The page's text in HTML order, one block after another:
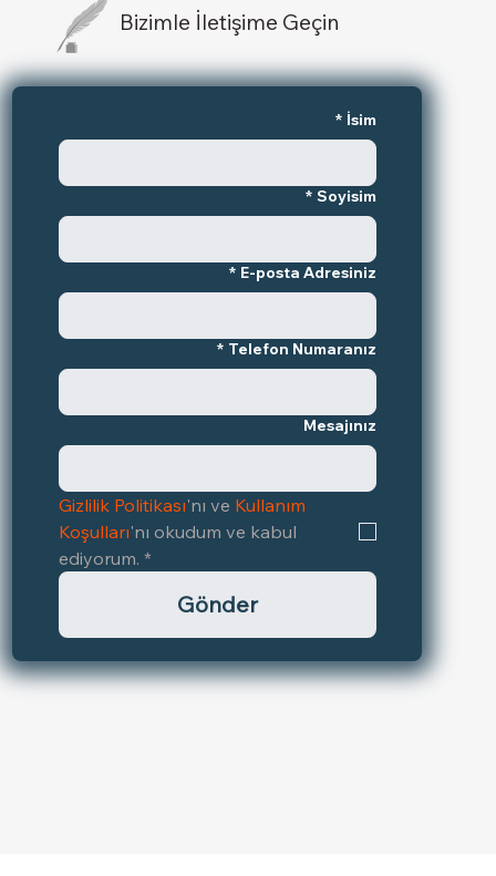
Bizimle İletişime Geçin
İsim
*
Soyisim
*
E-posta Adresiniz
*
Telefon Numaranız
*
Mesajınız
Gizlilik Politikası'nı ve Kullanım
Koşulları'nı okudum ve kabul
ediyorum. *
Gönder